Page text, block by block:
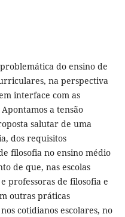
do ensino de
na perspectiva
interface com as
a tensão
salutar de uma
dos requisitos
filosofia no ensino médio
de que, nas escolas
professoras de filosofia e
outras práticas
cotidianos escolares, no